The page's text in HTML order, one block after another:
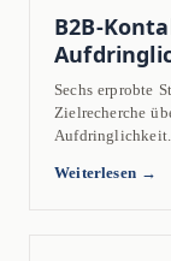
B2B-
Sechs erprobte
Zielrecherche
Aufdringlichkeit.
Weiterlesen →